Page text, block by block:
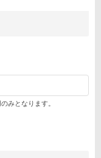
みとなります。